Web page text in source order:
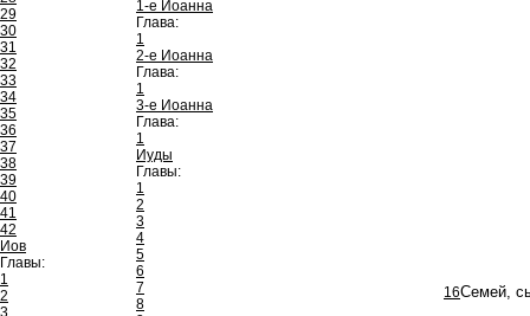
29
30
31
32
33
34
35
36
37
38
39
40
41
42
Иов
Главы:
1
2
3
1-е Иоанна
Глава:
1
2-е Иоанна
Глава:
1
3-е Иоанна
Глава:
1
Иуды
Главы:
1
2
3
4
5
6
7
8
16Семей,